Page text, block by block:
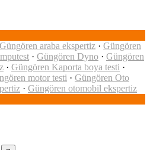
Güngören araba ekspertiz · Güngören
· Güngören Dyno · Güngören
· Güngören Kaporta boya testi ·
motor testi · Güngören Oto
· Güngören otomobil ekspertiz